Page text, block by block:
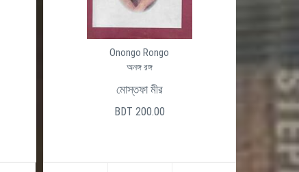
Onongo Rongo
অনঙ্গ রঙ্গ
মোস্তফা মীর
BDT 200.00